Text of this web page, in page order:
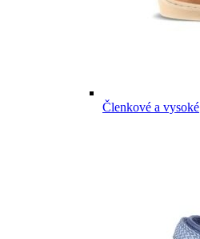
Členkové a vysoké